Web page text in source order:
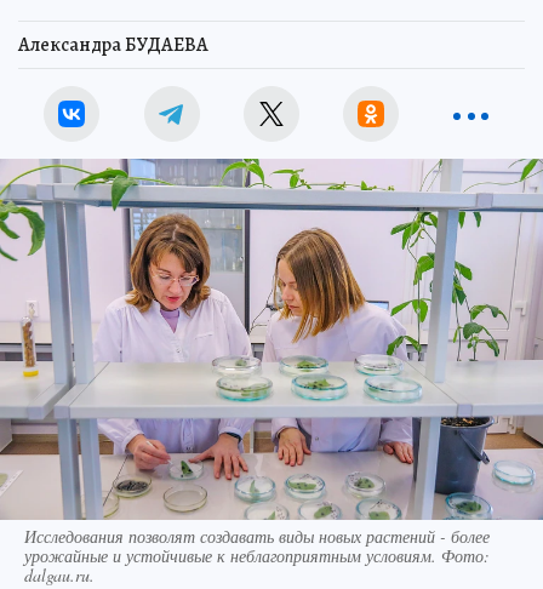
Александра БУДАЕВА
Исследования позволят создавать виды новых растений - более
урожайные и устойчивые к неблагоприятным условиям. Фото:
dalgau.ru.